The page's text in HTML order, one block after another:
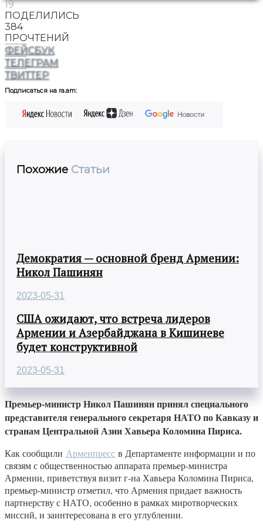
19
ПОДЕЛИЛИСЬ
384
ПРОЧТЕНИЙ
ФЕЙСБУК
ТЕЛЕГРАМ
ТВИТТЕР
Подписаться на ra.am:
Похожие Статьи
Демократия — основной бренд Армении:
Никол Пашинян
2023-05-31
США ожидают, что встреча лидеров
Армении и Азербайджана в Кишиневе
будет конструктивной
2023-05-31
Премьер-министр Никол Пашинян принял специального
представителя генерального секретаря НАТО по Кавказу и
странам Центральной Азии Хавьера Коломина Пириса.
Как сообщили Арменпресс в Департаменте информации и по
связям с общественностью аппарата премьер-министра
Армении, приветствуя визит г-на Хавьера Коломина Пириса,
премьер-министр отметил, что Армения придает важность
партнерству с НАТО, особенно в рамках миротворческих
миссий, и заинтересована в его углублении.